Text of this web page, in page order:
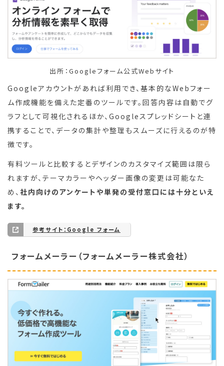
出所：Googleフォーム公式Webサイト
Googleアカウントがあれば利用でき、基本的なWebフォー
ム作成機能を備えた定番のツールです。回答内容は自動でグ
ラフとして可視化されるほか、Googleスプレッドシートと連
携することで、データの集計や整理もスムーズに行えるのが特
徴です。
有料ツールと比較するとデザインのカスタマイズ範囲は限ら
れますが、テーマカラーやヘッダー画像の変更は可能なた
め、 社内向けのアンケートや単発の受付窓口には十分といえ
ます。
参考サイト：Google フォーム
フォームメーラー（フォームメーラー株式会社）